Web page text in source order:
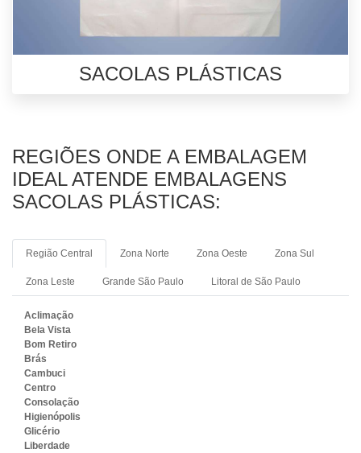
SACOLAS PLÁSTICAS
REGIÕES ONDE A EMBALAGEM
IDEAL ATENDE EMBALAGENS
SACOLAS PLÁSTICAS:
Região Central Zona Norte Zona Oeste Zona Sul
Zona Leste Grande São Paulo Litoral de São Paulo
Aclimação
Bela Vista
Bom Retiro
Brás
Cambuci
Centro
Consolação
Higienópolis
Glicério
Liberdade